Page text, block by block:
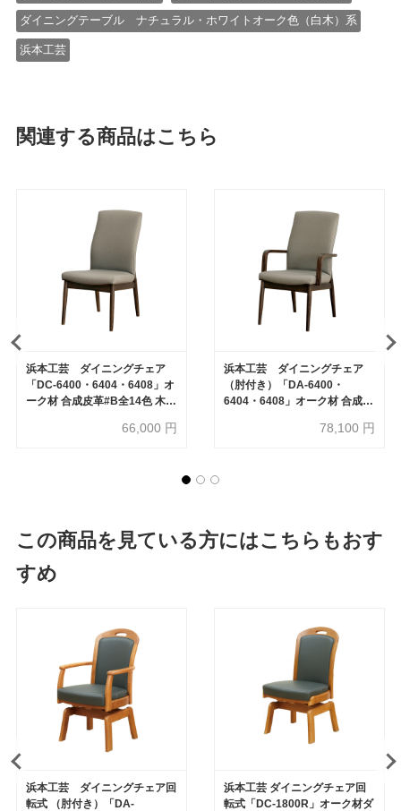
ダイニングテーブル ナチュラル・ホワイトオーク色（白木）系
浜本工芸
関連する商品はこちら
浜本工芸 ダイニングチェア
「DC-6400・6404・6408」オ
ーク材 合成皮革#B全14色 木部
66,000 円
浜本工芸 ダイニングチェア
（肘付き）「DA-6400・
6404・6408」オーク材 合成皮
78,100 円
この商品を見ている方にはこちらもおす
すめ
浜本工芸 ダイニングチェア回
転式 （肘付き）「DA-
浜本工芸 ダイニングチェア回
転式「DC-1800R」オーク材ダ